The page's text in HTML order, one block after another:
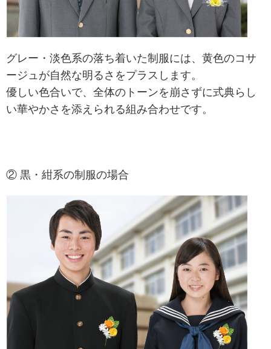
グレー・淡色系の落ち着いた制服には、黄色のコサ
ージュが自然な明るさをプラスします。
優しい色合いで、全体のトーンを崩さずに式典らし
い華やかさを添えられる組み合わせです。
② 黒・紺系の制服の場合